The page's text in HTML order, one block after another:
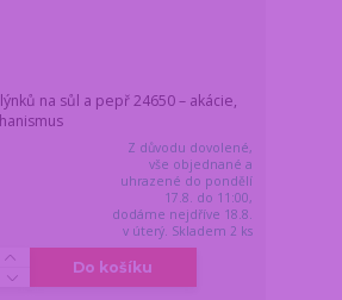
na sůl a pepř 24650 – akácie,
Z důvodu dovolené,
vše objednané a
uhrazené do pondělí
17.8. do 11:00,
dodáme nejdříve 18.8.
v úterý. Skladem 2 ks
Do košíku